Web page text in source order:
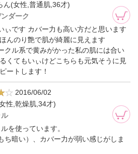
ん(女性,普通肌,36才)
ダーク
ぃです カバー力も高い方だと思います
んのり艶で肌が綺麗に見えます
クル系で黄みがかった私の肌には合い
くてもいぃけどこちらも元気そうに見
ートします！
2016/06/02
性,乾燥肌,34才)
を使っています。
ち暗い）、カバー力が弱い感じがしま